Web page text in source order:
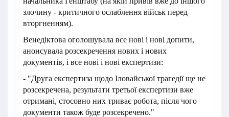
злочину - критичного ослаблення військ перед
вторгненням).
Венедіктова оголошувала все нові і нові допити,
анонсувала розсекречення нових і нових
документів, і все нові і нові експертизи:
- "Друга експертиза щодо Іловайської трагедії ще не
розсекречена, результати третьої експертизи вже
отримані, стосовно них триває робота, після чого
документи також буде розсекречено."